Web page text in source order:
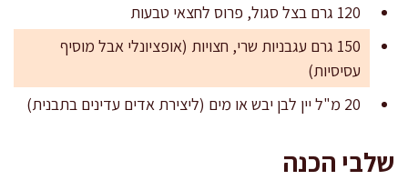
120 גרם בצל סגול, פרוס לחצאי טבעות
150 גרם עגבניות שרי, חצויות (אופציונלי אבל מוסיף
עסיסיות)
20 מ"ל יין לבן יבש או מים (ליצירת אדים עדינים בתבנית)
שלבי הכנה